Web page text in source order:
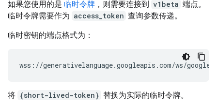
如果您使用的是 临时令牌 ，则需要连接到 v1beta 端点。
临时令牌需要作为 access_token 查询参数传递。
临时密钥的端点格式为：
将 {short-lived-token} 替换为实际的临时令牌。